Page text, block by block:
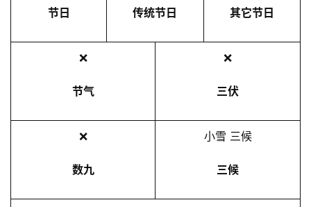
节日 传统节日 其它节日
❌
节气
❌
三伏
❌
数九
小雪 三候
三候